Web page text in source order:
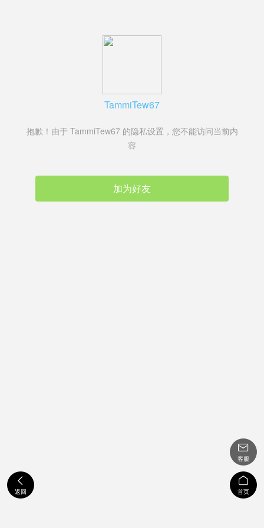
TammiTew67
抱歉！由于 TammiTew67 的隐私设置，您不能访问当前内
容
加为好友

返回

客服

首页